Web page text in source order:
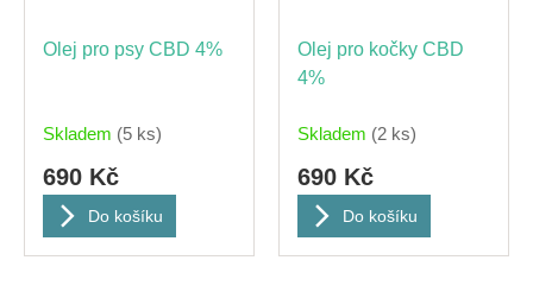
Olej pro psy CBD 4%
Skladem (5 ks)
690 Kč
Do košíku
Olej pro kočky CBD
4%
Skladem (2 ks)
690 Kč
Do košíku